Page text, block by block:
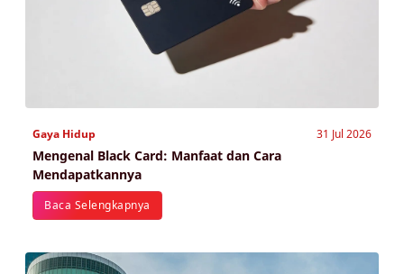
Gaya Hidup 31 Jul 2026
Mengenal Black Card: Manfaat dan Cara
Mendapatkannya
Baca Selengkapnya